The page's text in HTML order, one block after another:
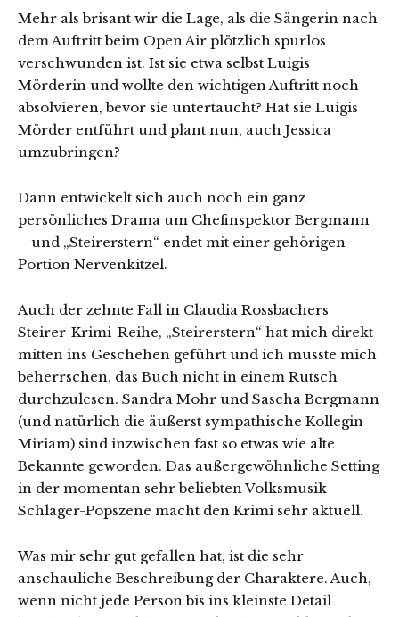
Mehr als brisant wir die Lage, als die Sängerin nach
dem Auftritt beim Open Air plötzlich spurlos
verschwunden ist. Ist sie etwa selbst Luigis
Mörderin und wollte den wichtigen Auftritt noch
absolvieren, bevor sie untertaucht? Hat sie Luigis
Mörder entführt und plant nun, auch Jessica
umzubringen?
Dann entwickelt sich auch noch ein ganz
persönliches Drama um Chefinspektor Bergmann
– und „Steirerstern“ endet mit einer gehörigen
Portion Nervenkitzel.
Auch der zehnte Fall in Claudia Rossbachers
Steirer-Krimi-Reihe, „Steirerstern“ hat mich direkt
mitten ins Geschehen geführt und ich musste mich
beherrschen, das Buch nicht in einem Rutsch
durchzulesen. Sandra Mohr und Sascha Bergmann
(und natürlich die äußerst sympathische Kollegin
Miriam) sind inzwischen fast so etwas wie alte
Bekannte geworden. Das außergewöhnliche Setting
in der momentan sehr beliebten Volksmusik-
Schlager-Popszene macht den Krimi sehr aktuell.
Was mir sehr gut gefallen hat, ist die sehr
anschauliche Beschreibung der Charaktere. Auch,
wenn nicht jede Person bis ins kleinste Detail